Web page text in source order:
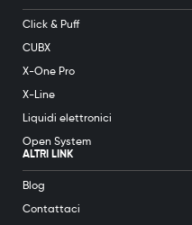
Click & Puff
CUBX
X-One Pro
X-Line
Liquidi elettronici
Open System
ALTRI LINK
Blog
Contattaci